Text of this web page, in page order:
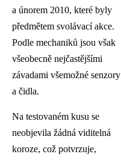
a únorem 2010, které byly
předmětem svolávací akce.
Podle mechaniků jsou však
všeobecně nejčastějšími
závadami všemožné senzory
a čidla.
Na testovaném kusu se
neobjevila žádná viditelná
koroze, což potvrzuje,